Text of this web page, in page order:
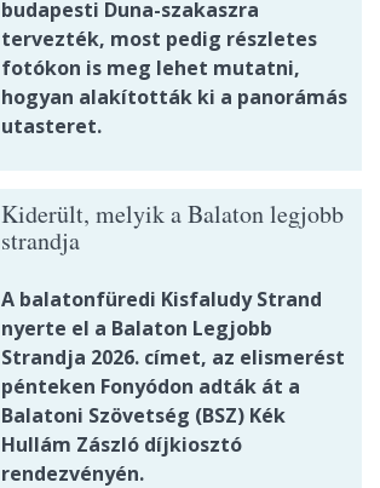
budapesti Duna-szakaszra
tervezték, most pedig részletes
fotókon is meg lehet mutatni,
hogyan alakították ki a panorámás
utasteret.
Kiderült, melyik a Balaton legjobb
strandja
A balatonfüredi Kisfaludy Strand
nyerte el a Balaton Legjobb
Strandja 2026. címet, az elismerést
pénteken Fonyódon adták át a
Balatoni Szövetség (BSZ) Kék
Hullám Zászló díjkiosztó
rendezvényén.